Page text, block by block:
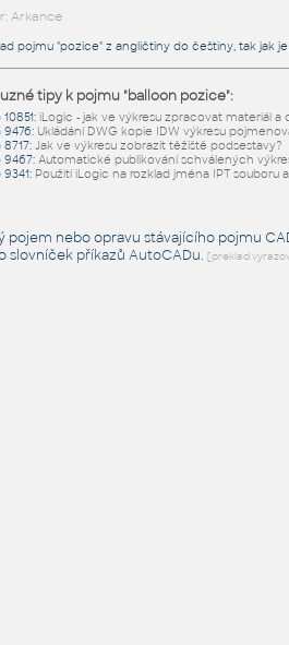
Arkance
pojmu "pozice" z angličtiny do češtiny, tak jak
tipy k pojmu "balloon pozice":
10851: iLogic - jak ve výkresu zpracovat materiál a
9476: Ukládání DWG kopie IDW výkresu
8717: Jak ve výkresu zobrazit těžiště podsestavy?
9467: Automatické publikování schválených
9341: Použití iLogic na rozklad jména IPT souboru
pojem nebo opravu stávajícího pojmu
slovníček příkazů AutoCADu. [preklad